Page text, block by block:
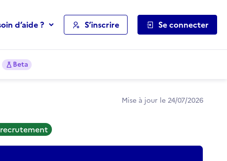
d’aide ? S’inscrire Se connecter
Beta
Mise à jour le 24/07/2026